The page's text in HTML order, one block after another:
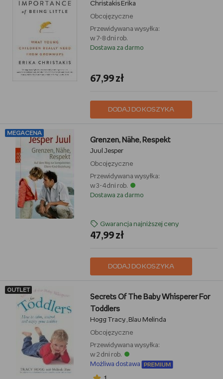
Christakis Erika
Obcojęzyczne
Przewidywana wysyłka:
w 7-8 dni rob.
Dostawa za darmo
67,99 zł
DODAJ DO KOSZYKA
MEGACENA
Grenzen, Nähe, Respekt
Juul Jesper
Obcojęzyczne
Przewidywana wysyłka:
w 3-4 dni rob.
Dostawa za darmo
Gwarancja najniższej ceny
47,99 zł
DODAJ DO KOSZYKA
OUTLET
Secrets Of The Baby Whisperer For
Toddlers
Hogg Tracy
Blau Melinda
Obcojęzyczne
Przewidywana wysyłka:
w 2 dni rob.
Możliwa dostawa